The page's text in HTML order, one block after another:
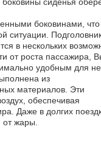
боковинами, что
ситуации.
в нескольких
от роста пассажира,
удобным для
из
материалов. Эти
обеспечивая
Даже в долгих
от жары.